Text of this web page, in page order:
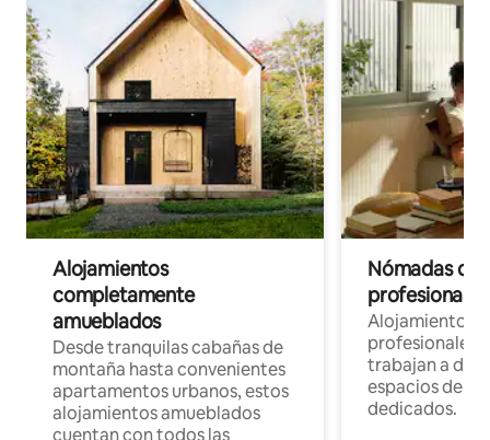
Alojamientos
completamente
amueblados
Desde tranquilas cabañas de
montaña hasta convenientes
apartamentos urbanos, estos
alojamientos amueblados
cuentan con todos las
Nómadas
Alojamientos
profesionales
trabajan a
espacios de
dedicados.